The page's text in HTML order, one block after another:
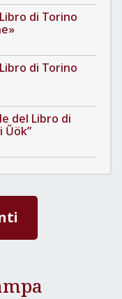
di Torino
di Torino
del Libro di
Űök”